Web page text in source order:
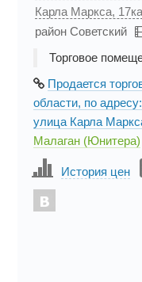
Карла Маркса, 17ка
район Советский
Торговое
Продается
области, по
улица Карла
Малаган (Юнитера)
История цен